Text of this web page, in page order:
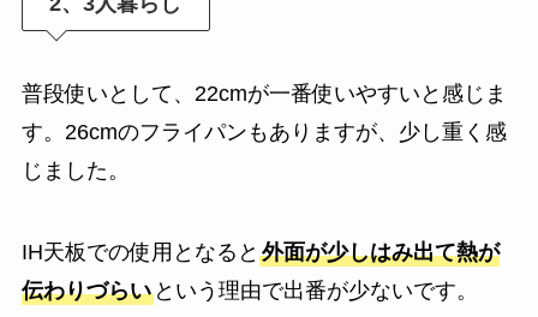
普段使いとして、22cmが一番使いやすいと感じま
す。26cmのフライパンもありますが、少し重く感
じました。
IH天板での使用となると 外面が少しはみ出て熱が
伝わりづらいという理由で出番が少ないです。